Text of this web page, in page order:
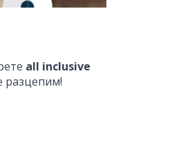
all inclusive
разцепим!